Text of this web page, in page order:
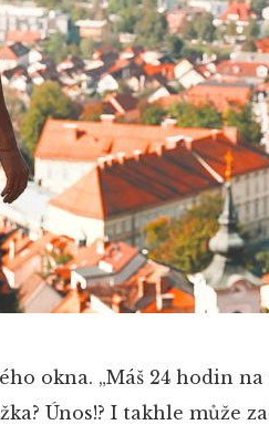
okna. „Máš 24 hodin na
Únos!? I takhle může